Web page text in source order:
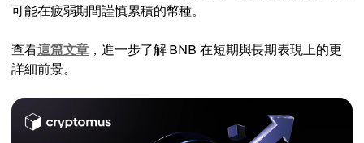
可能在疲弱期間謹慎累積的幣種。
查看這篇文章 ，進一步了解 BNB 在短期與長期表現上的更
詳細前景。